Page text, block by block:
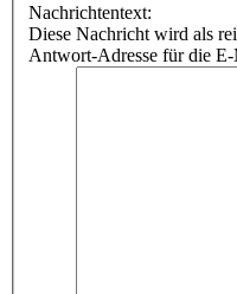
Nachrichtentext:
Diese Nachricht wird als
Antwort-Adresse für die